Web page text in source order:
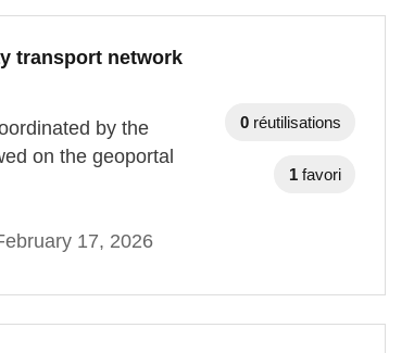
transport network
by the
on the geoportal
17, 2026
0 réutilisations
1 favori